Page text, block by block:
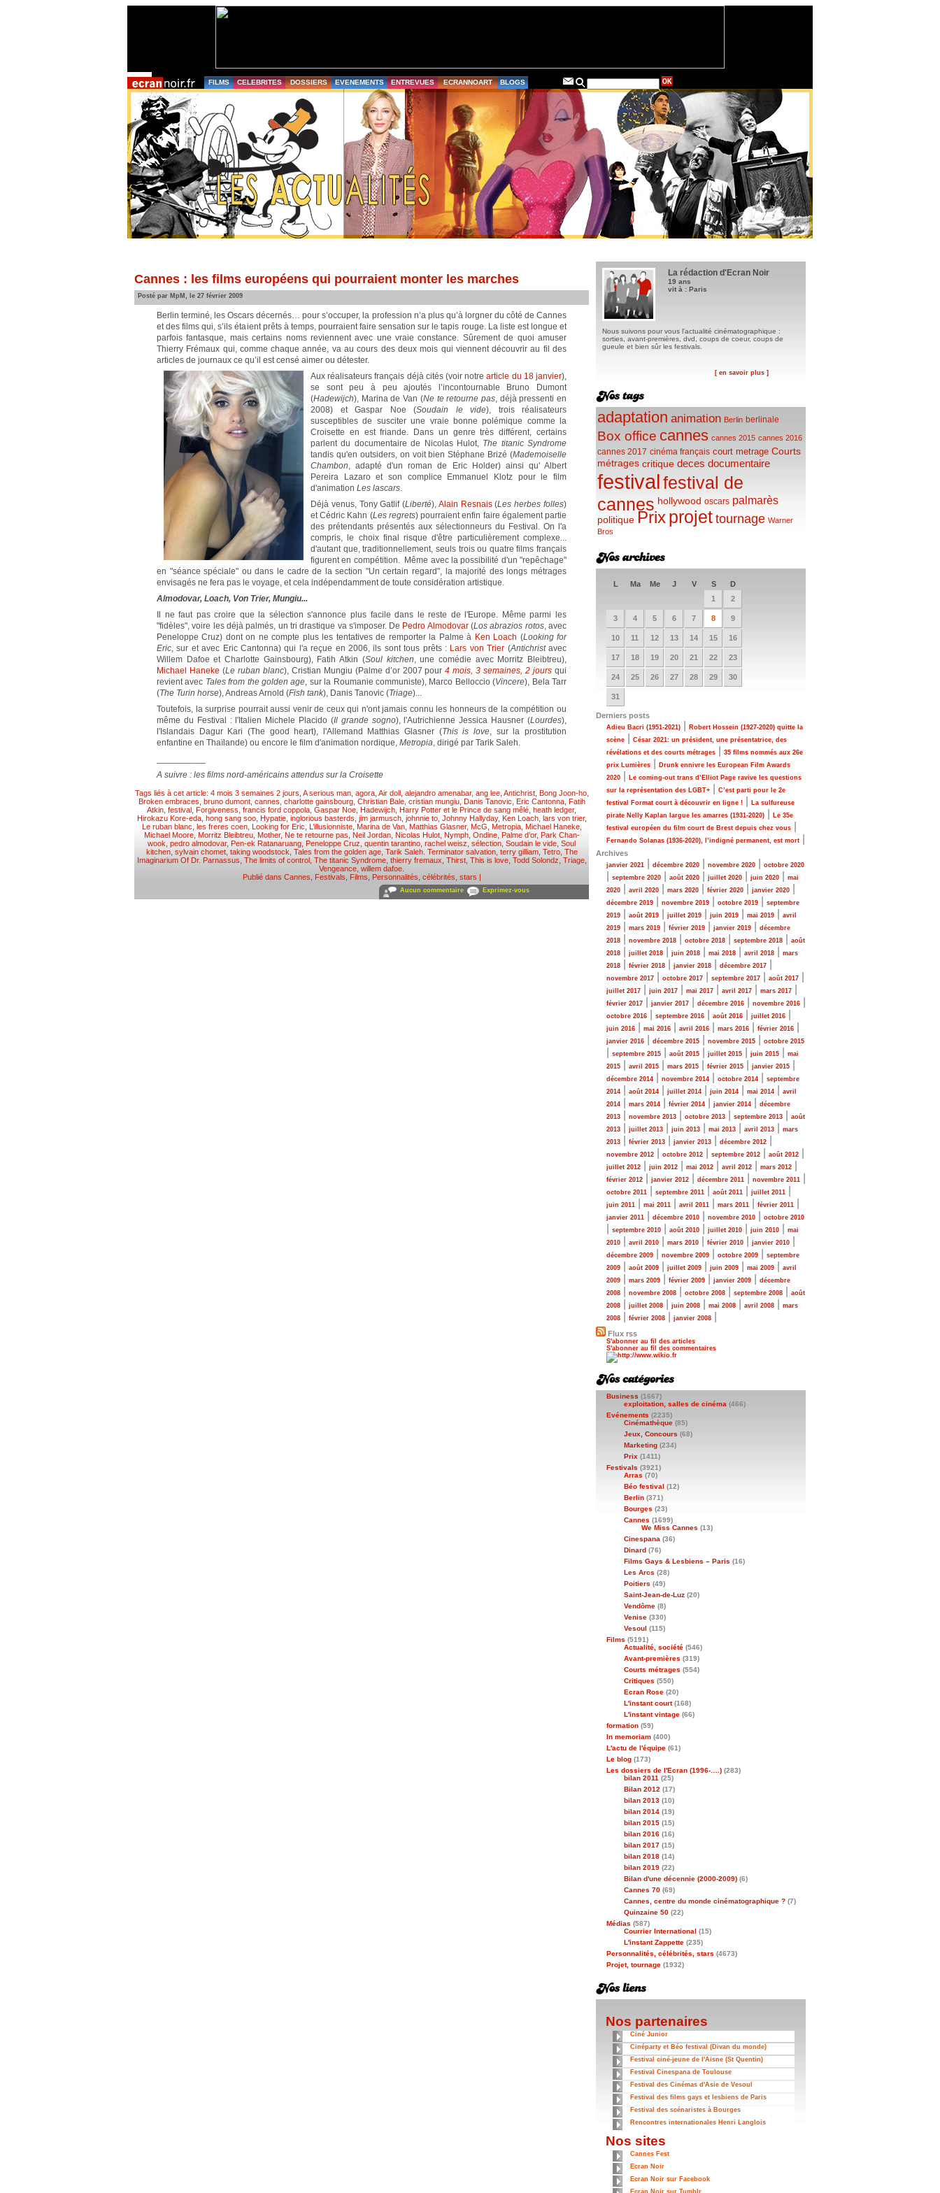
FILMS CELEBRITES DOSSIERS EVENEMENTS ENTREVUES ECRANNOART BLOGS
Cannes : les films européens qui pourraient monter les marches
Posté par MpM, le 27 février 2009
Berlin terminé, les Oscars décernés… pour s’occuper, la profession n’a plus qu’à lorgner du côté de Cannes
et des films qui, s’ils étaient prêts à temps, pourraient faire sensation sur le tapis rouge. La liste est longue et
parfois fantasque, mais certains noms reviennent avec une vraie constance. Sûrement de quoi amuser
Thierry Frémaux qui, comme chaque année, va au cours des deux mois qui viennent découvrir au fil des
articles de journaux ce qu’il est censé aimer ou détester.
Aux réalisateurs français déjà cités (voir notrearticle du 18 janvier),
se sont peu à peu ajoutés l’incontournable Bruno Dumont
(Hadewijch), Marina de Van (Ne te retourne pas, déjà pressenti en
2008) et Gaspar Noe (Soudain le vide), trois réalisateurs
susceptibles de susciter une vraie bonne polémique comme la
Croisette en est friande. Dans un genre très différent, certains
parlent du documentaire de Nicolas Hulot, The titanic Syndrome
tandis qu'en outsiders, on voit bien Stéphane Brizé (Mademoiselle
Chambon, adapté d'un roman de Eric Holder) ainsi qu' Albert
Pereira Lazaro et son complice Emmanuel Klotz pour le film
d'animation Les lascars.
Déjà venus, Tony Gatlif (Liberté), Alain Resnais(Les herbes folles)
et Cédric Kahn (Les regrets) pourraient enfin faire également partie
des prétendants présentés aux sélectionneurs du Festival. On l'a
compris, le choix final risque d'être particulièrement complexe...
d'autant que, traditionnellement, seuls trois ou quatre films français
figurent en compétition. Même avec la possibilité d'un "repêchage"
en "séance spéciale" ou dans le cadre de la section "Un certain regard", la majorité des longs métrages
envisagés ne fera pas le voyage, et cela indépendamment de toute considération artistique.
Almodovar, Loach, Von Trier, Mungiu...
Il ne faut pas croire que la sélection s'annonce plus facile dans le reste de l'Europe. Même parmi les
"fidèles", voire les déjà palmés, un tri drastique va s'imposer. De Pedro Almodovar(Los abrazios rotos, avec
Peneloppe Cruz) dont on ne compte plus les tentatives de remporter la Palme à Ken Loach (Looking for
Eric, sur et avec Eric Cantonna) qui l'a reçue en 2006, ils sont tous prêts : Lars von Trier (Antichristavec
Willem Dafoe et Charlotte Gainsbourg), Fatih Atkin (Soul kitchen, une comédie avec Morritz Bleibtreu),
Michael Haneke (Le ruban blanc), Cristian Mungiu (Palme d’or 2007 pour4 mois, 3 semaines, 2 jours qui
revient avec Tales from the golden age, sur la Roumanie communiste), Marco Belloccio (Vincere), Bela Tarr
(The Turin horse), Andreas Arnold (Fish tank), Danis Tanovic (Triage)...
Toutefois, la surprise pourrait aussi venir de ceux qui n'ont jamais connu les honneurs de la compétition ou
même du Festival : l'Italien Michele Placido (Il grande sogno), l'Autrichienne Jessica Hausner (Lourdes),
l'Islandais Dagur Kari (The good heart), l'Allemand Matthias Glasner (This is love, sur la prostitution
enfantine en Thaïlande) ou encore le film d'animation nordique, Metropia, dirigé par Tarik Saleh.
A suivre : les films nord-américains attendus sur la Croisette
Tags liés à cet article: 4 mois 3 semaines 2 jours A serious man, agora, Air doll, alejandro amenabar, ang lee, Antichrist, Bong Joon-ho,
Broken embraces bruno dumont, cannes charlotte gainsbourg, Christian Bale, cristian mungiu, Danis Tanovic Eric Cantonna, Fatih
Atkin festival Forgiveness francis ford coppola Gaspar Noe Hadewijch Harry Potter et le Prince de sang mêlé heath ledger,
Hirokazu Kore-eda, hong sang soo, Hypatie, inglorious basterds jim jarmusch, johnnie to, Johnny Hallyday, Ken Loach, lars von trier,
Le ruban blanc les freres coen, Looking for Eric L’illusionniste, Marina de Van, Matthias Glasner, McG Metropia, Michael Haneke,
Michael Moore, Morritz Bleibtreu, Mother, Ne te retourne pas Neil Jordan, Nicolas Hulot, Nymph, Ondine, Palme d’or, Park Chan-
wook pedro almodovar, Pen-ek Ratanaruang Peneloppe Cruz quentin tarantino rachel weisz sélection Soudain le vide Soul
kitchen, sylvain chomet, taking woodstock Tales from the golden age, Tarik Saleh. Terminator salvation, terry gilliam, Tetro, The
Imaginarium Of Dr. Parnassus The limits of control, The titanic Syndrome, thierry fremaux Thirst, This is love, Todd Solondz Triage,
Vengeance willem dafoe
Publié dans Cannes Festivals Films Personnalités, célébrités, stars |
Aucun commentaire Exprimez-vous
La rédaction d'Ecran Noir
19 ans
vit à : Paris
Nous suivons pour vous l'actualité cinématographique :
sorties, avant-premières, dvd, coups de coeur, coups de
gueule et bien sûr les festivals.
[ en savoir plus ]
adaptation animation Berlin berlinale
Box office cannes cannes 2015 cannes 2016
cannes 2017 cinéma français court metrage Courts
métrages critique deces documentaire
festivalfestival de
cannes hollywood oscars palmarès
politique Prixprojet tournage Warner
Bros
L Ma Me J V S
D
1
2
3 4 5 6 7 8 9
10 11 12 13 14 15 16
17 18 19 20 21 22 23
24 25 26 27 28 29 30
31
Derniers posts
Adieu Bacri (1951-2021)
Robert Hossein (1927-2020) quitte la
scène
César 2021: un président, une présentatrice, des
révélations et des courts métrages
35 films nommés aux 26e
prix Lumières
Drunk ennivre les European Film Awards
2020
Le coming-out trans d’Elliot Page ravive les questions
sur la représentation des LGBT+
C’est parti pour le 2e
festival Format court à découvrir en ligne !
La sulfureuse
pirate Nelly Kaplan largue les amarres (1931-2020)
Le 35e
festival européen du film court de Brest depuis chez vous
Fernando Solanas (1936-2020), l’indigné permanent, est mort
Archives
janvier 2021 décembre 2020 novembre 2020 octobre 2020
septembre 2020 août 2020 juillet 2020 juin 2020
mai
2020
avril 2020 mars 2020 février 2020 janvier 2020
décembre 2019 novembre 2019 octobre 2019
septembre
2019
août 2019 juillet 2019 juin 2019 mai 2019
avril
2019
mars 2019 février 2019 janvier 2019
décembre
2018
novembre 2018 octobre 2018 septembre 2018
août
2018
juillet 2018 juin 2018 mai 2018 avril 2018
mars
2018
février 2018 janvier 2018 décembre 2017
novembre 2017 octobre 2017 septembre 2017 août 2017
juillet 2017 juin 2017 mai 2017 avril 2017 mars 2017
février 2017 janvier 2017 décembre 2016 novembre 2016
octobre 2016 septembre 2016 août 2016 juillet 2016
juin 2016 mai 2016 avril 2016 mars 2016 février 2016
janvier 2016 décembre 2015 novembre 2015 octobre 2015
septembre 2015 août 2015 juillet 2015 juin 2015
mai
2015
avril 2015 mars 2015 février 2015 janvier 2015
décembre 2014 novembre 2014 octobre 2014
septembre
2014
août 2014 juillet 2014 juin 2014 mai 2014
avril
2014
mars 2014 février 2014 janvier 2014
décembre
2013
novembre 2013 octobre 2013 septembre 2013
août
2013
juillet 2013 juin 2013 mai 2013 avril 2013
mars
2013
février 2013 janvier 2013 décembre 2012
novembre 2012 octobre 2012 septembre 2012 août 2012
juillet 2012 juin 2012 mai 2012 avril 2012 mars 2012
février 2012 janvier 2012 décembre 2011 novembre 2011
octobre 2011 septembre 2011 août 2011 juillet 2011
juin 2011 mai 2011 avril 2011 mars 2011 février 2011
janvier 2011 décembre 2010 novembre 2010 octobre 2010
septembre 2010 août 2010 juillet 2010 juin 2010
mai
2010
avril 2010 mars 2010 février 2010 janvier 2010
décembre 2009 novembre 2009 octobre 2009
septembre
2009
août 2009 juillet 2009 juin 2009 mai 2009
avril
2009
mars 2009 février 2009 janvier 2009
décembre
2008
novembre 2008 octobre 2008 septembre 2008
août
2008
juillet 2008 juin 2008 mai 2008 avril 2008
mars
2008
février 2008 janvier 2008
Flux rss
S'abonner au fil des articles
S'abonner au fil des commentaires
Business (1667)
exploitation, salles de cinéma (466)
Evénements (2235)
Cinémathèque (85)
Jeux, Concours (68)
Marketing (234)
Prix (1411)
Festivals (3921)
Arras (70)
Béo festival (12)
Berlin (371)
Bourges (23)
Cannes (1699)
We Miss Cannes (13)
Cinespana (36)
Dinard (76)
Films Gays & Lesbiens – Paris (16)
Les Arcs (28)
Poitiers (49)
Saint-Jean-de-Luz (20)
Vendôme (8)
Venise (330)
Vesoul (115)
Films (5191)
Actualité, société (546)
Avant-premières (319)
Courts métrages (554)
Critiques (550)
Ecran Rose (20)
L'instant court(168)
L'instant vintage (66)
formation (59)
In memoriam (400)
L'actu de l'équipe (61)
Le blog (173)
Les dossiers de l'Ecran (1996-….) (283)
bilan 2011 (25)
Bilan 2012 (17)
bilan 2013 (10)
bilan 2014 (19)
bilan 2015 (15)
bilan 2016 (16)
bilan 2017 (15)
bilan 2018 (14)
bilan 2019 (22)
Bilan d'une décennie (2000-2009) (6)
Cannes 70 (69)
Cannes, centre du monde cinématographique ? (7)
Quinzaine 50 (22)
Médias (587)
Courrier International (15)
L'instant Zappette (235)
Personnalités, célébrités, stars (4673)
Projet, tournage (1932)
Nos partenaires
Ciné Junior
Cinéparty et Béo festival (Divan du monde)
Festival ciné-jeune de l'Aisne (St Quentin)
Festival Cinespana de Toulouse
Festival des Cinémas d'Asie de Vesoul
Festival des films gays et lesbiens de Paris
Festival des scénaristes à Bourges
Rencontres internationales Henri Langlois
Nos sites
Cannes Fest
Ecran Noir
Ecran Noir sur Facebook
Ecran Noir sur Tumblr